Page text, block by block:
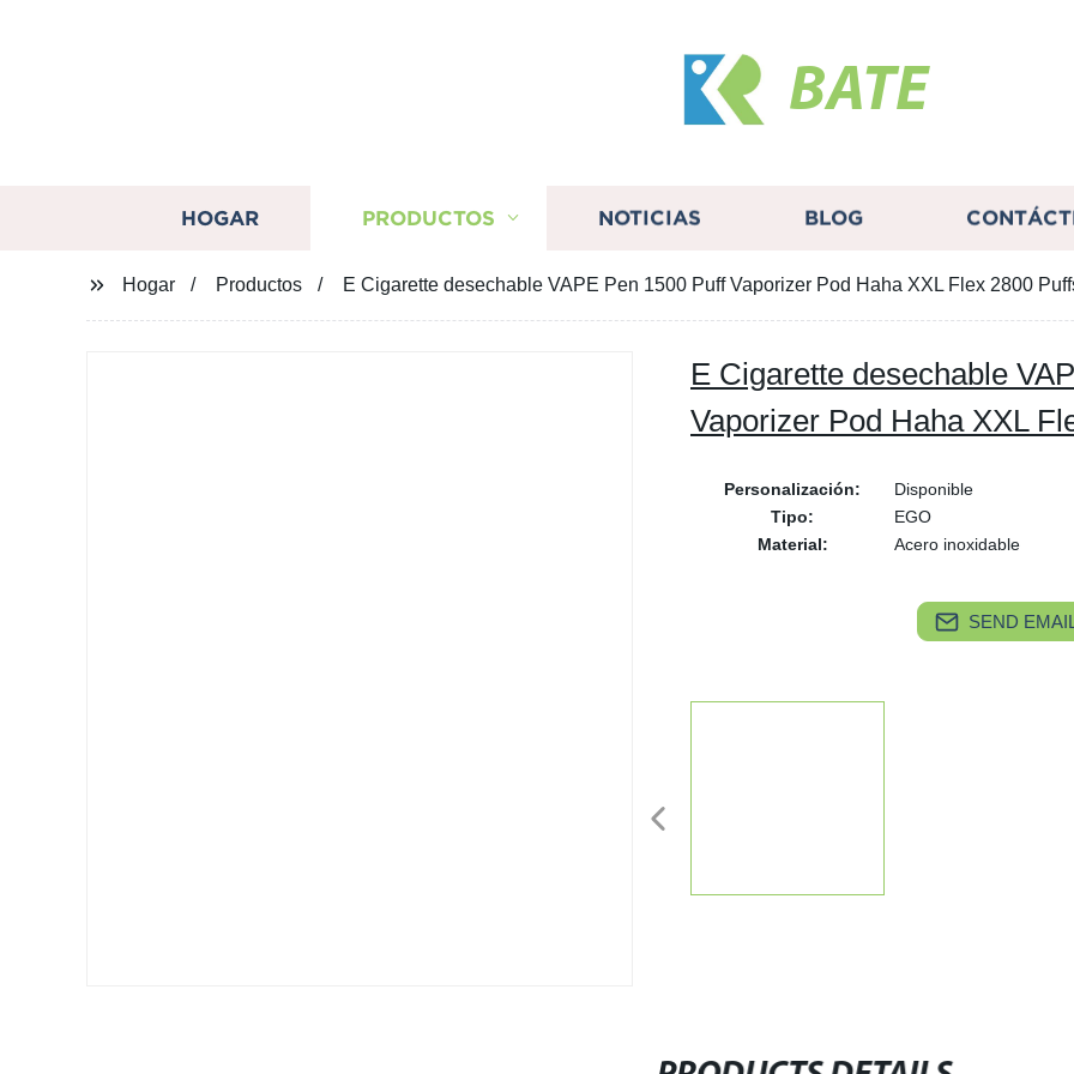
BATE
HOGAR PRODUCTOS NOTICIAS BLOG
Hogar Productos E Cigarette desechable VAPE Pen 1500 Puff Vaporizer Pod Haha XXL Flex 2800
E Cigarette desechable
Vaporizer Pod Haha XXL
Personalización:
Disponible
Tipo:
EGO
Material:
Acero inoxidable
SEND